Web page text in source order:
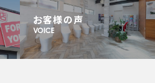
お客様の声
VOICE